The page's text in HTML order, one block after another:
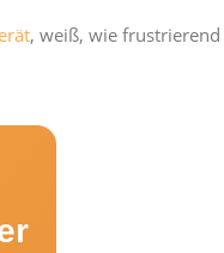
, weiß, wie frustrierend